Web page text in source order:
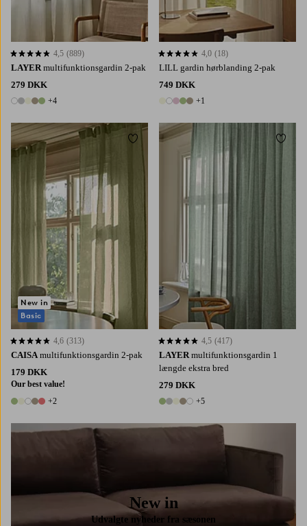
LAYER multifunktionsgardin 2-pak
279 DKK
9 farver
+4
4,5 baseret på 889 bedømmelser
4,5 (889)
LILL gardin hørblanding 2-pak
749 DKK
6 farver
+1
4,0 baseret på 18 bedømmelser
4,0 (18)
CAISA multifunktionsgardin 2-pak
179 DKK
Our best value!
7 farver
+2
4,6 baseret på 313 bedømmelser
4,6 (313)
New in
Basic
Tilføj til favoritter
LAYER multifunktionsgardin 1
længde ekstra bred
279 DKK
10 farver
+5
4,5 baseret på 417 bedømmelser
4,5 (417)
Tilføj
New in
Udvalgte nyheder fra sæsonen